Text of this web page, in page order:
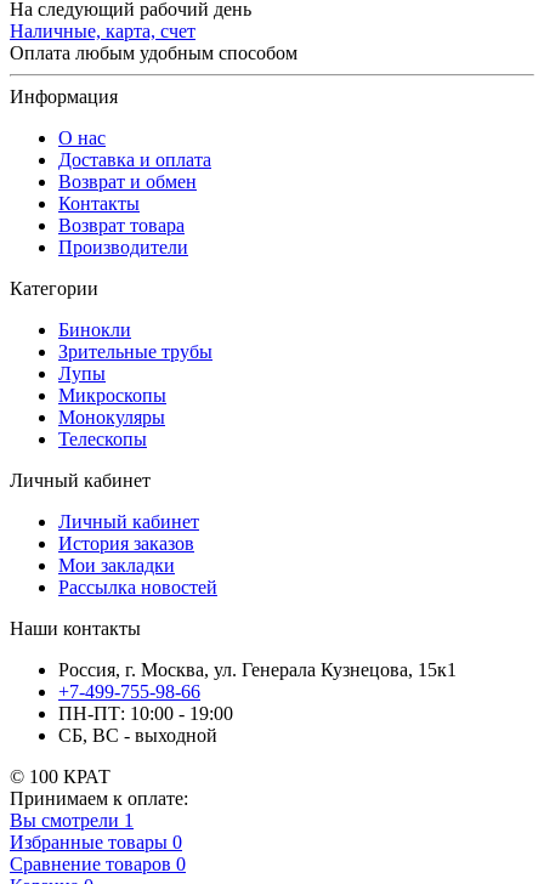
На следующий рабочий день
Наличные, карта, счет
Оплата любым удобным способом
Информация
О нас
Доставка и оплата
Возврат и обмен
Контакты
Возврат товара
Производители
Категории
Бинокли
Зрительные трубы
Лупы
Микроскопы
Монокуляры
Телескопы
Личный кабинет
Личный кабинет
История заказов
Мои закладки
Рассылка новостей
Наши контакты
Россия, г. Москва, ул. Генерала Кузнецова, 15к1
+7-499-755-98-66
ПН-ПТ: 10:00 - 19:00
СБ, ВС - выходной
© 100 КРАТ
Принимаем к оплате:
Вы смотрели 1
Избранные товары 0
Сравнение товаров 0